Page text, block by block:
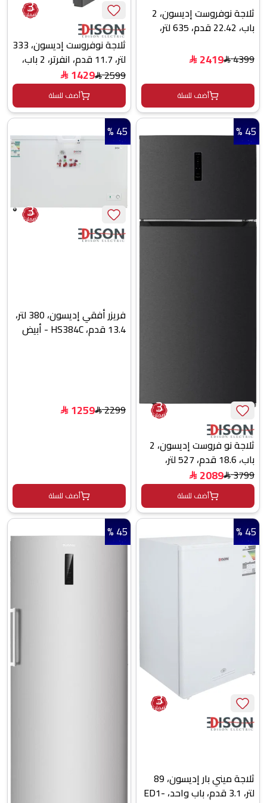
ثلاجة نوفروست إديسون، 2
باب، 22.42 قدم، 635 لتر،
أسود
4399
$
2419
$
أضف للسلة
3
سنوات
ضمان
ثلاجة نوفروست إديسون، 333
لتر، 11.7 قدم، انفرتر، 2 باب،
EDFC2-455 - اسود
2599
$
1429
$
أضف للسلة
3
سنوات
ضمان
ثلاجة نو فروست إديسون، 2
باب، 18.6 قدم، 527 لتر،
انفرتر، FC2-710 - اسود
3799
$
2089
$
أضف للسلة
45 %
3
سنوات
ضمان
فريزر أفقي إديسون، 380 لتر،
13.4 قدم، HS384C - أبيض
2299
$
1259
$
أضف للسلة
45 %
3
سنوات
ضمان
ثلاجة ميني بار إديسون، 89
لتر، 3.1 قدم، باب واحد، ED1-
45 %
45 %